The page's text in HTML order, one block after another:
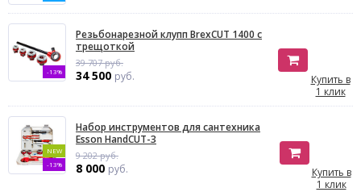
-13%
Резьбонарезной клупп BrexCUT 1400 с
трещоткой
39 707 руб.
34 500 руб.
Купить в
1 клик
NEW
-13%
Набор инструментов для сантехника
Esson HandCUT-3
9 202 руб.
8 000 руб.
Купить в
1 клик